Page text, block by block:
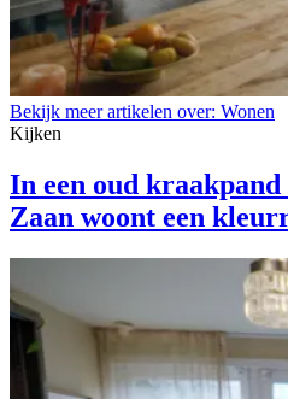
Bekijk meer artikelen over: Wonen
Kijken
In een oud kraakpand
Zaan woont een